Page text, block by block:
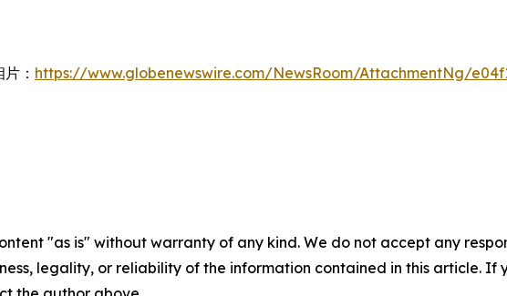
： https://www.globenewswire.com/NewsRoom/AttachmentNg/
"as is" without warranty of any kind. We do not accept any
legality, or reliability of the information contained in this article. If